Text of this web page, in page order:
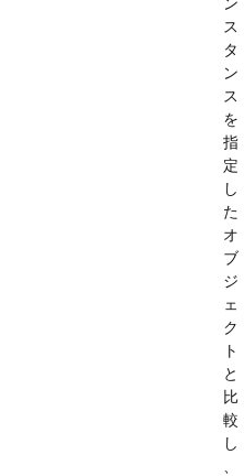
ス
タ
ン
ス
を
指
定
し
た
オ
ブ
ジ
ェ
ク
ト
と
比
較
し